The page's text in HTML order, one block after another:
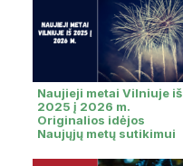
Naujieji metai Vilniuje iš
2025 į 2026 m.
Originalios idėjos
Naujųjų metų sutikimui